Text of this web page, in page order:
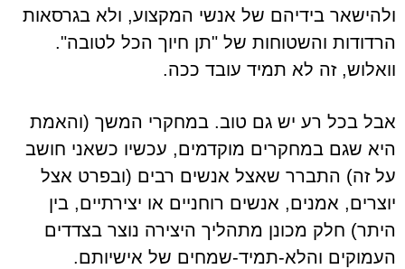
ולהישאר בידיהם של אנשי המקצוע, ולא בגרסאות
הרדודות והשטוחות של "תן חיוך הכל לטובה".
וואלוש, זה לא תמיד עובד ככה.
אבל בכל רע יש גם טוב. במחקרי המשך (והאמת
היא שגם במחקרים מוקדמים, עכשיו כשאני חושב
על זה) התברר שאצל אנשים רבים (ובפרט אצל
יוצרים, אמנים, אנשים רוחניים או יצירתיים, בין
היתר) חלק מכונן מתהליך היצירה נוצר בצדדים
העמוקים והלא-תמיד-שמחים של אישיותם.